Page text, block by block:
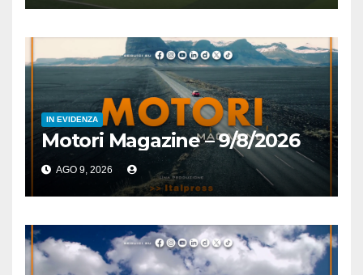
IN EVIDENZA
Motori Magazine – 9/8/2026
AGO 9, 2026